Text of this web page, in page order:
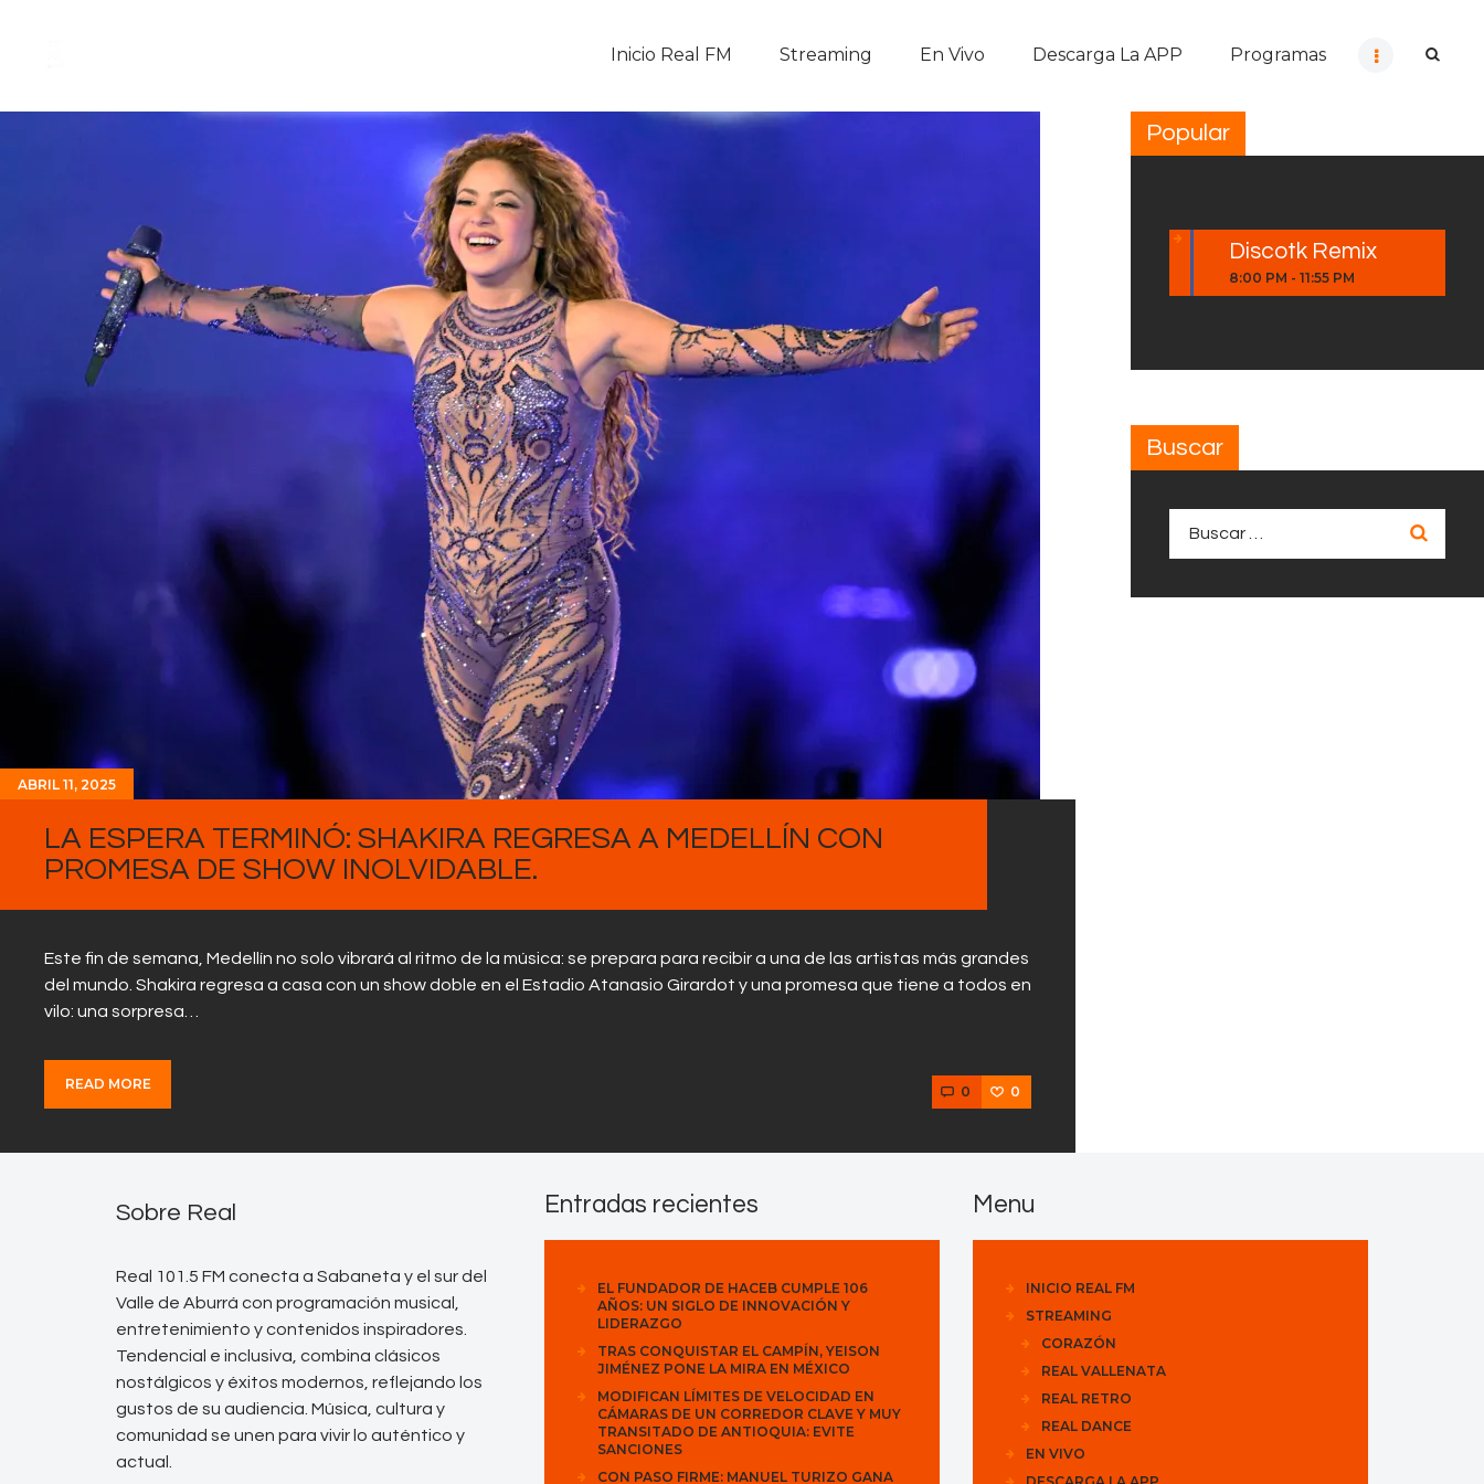
Inicio Real FM Streaming En Vivo Descarga La APP Programas
En Vivo
Descarga La APP
Programas
Noticias
Equipo
Sobre Nosotros
Contactos
ABRIL 11, 2025
LA ESPERA TERMINÓ: SHAKIRA REGRESA A MEDELLÍN CON
PROMESA DE SHOW INOLVIDABLE.
Este fin de semana, Medellín no solo vibrará al ritmo de la música: se prepara para recibir a una de las artistas más grandes
del mundo. Shakira regresa a casa con un show doble en el Estadio Atanasio Girardot y una promesa que tiene a todos en
vilo: una sorpresa…
READ MORE 0 0
Popular
Discotk Remix
8:00 PM -11:55 PM
Buscar
Sobre Real
Real 101.5 FM conecta a Sabaneta y el sur del
Valle de Aburrá con programación musical,
entretenimiento y contenidos inspiradores.
Tendencial e inclusiva, combina clásicos
nostálgicos y éxitos modernos, reflejando los
gustos de su audiencia. Música, cultura y
comunidad se unen para vivir lo auténtico y
actual.
Entradas recientes
EL FUNDADOR DE HACEB CUMPLE 106
AÑOS: UN SIGLO DE INNOVACIÓN Y
LIDERAZGO
TRAS CONQUISTAR EL CAMPÍN, YEISON
JIMÉNEZ PONE LA MIRA EN MÉXICO
MODIFICAN LÍMITES DE VELOCIDAD EN
CÁMARAS DE UN CORREDOR CLAVE Y MUY
TRANSITADO DE ANTIOQUIA: EVITE
SANCIONES
CON PASO FIRME: MANUEL TURIZO GANA
Menu
INICIO REAL FM
STREAMING
CORAZÓN
REAL VALLENATA
REAL RETRO
REAL DANCE
EN VIVO